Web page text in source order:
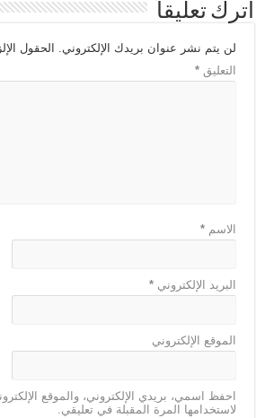
اترك تعليقاً
لن يتم نشر عنوان بريدك الإلكتروني. الحقول
التعليق*
الاسم*
البريد الإلكتروني*
الموقع الإلكتروني
احفظ اسمي، بريدي الإلكتروني، والموقع
لاستخدامها المرة المقبلة في تعليقي.